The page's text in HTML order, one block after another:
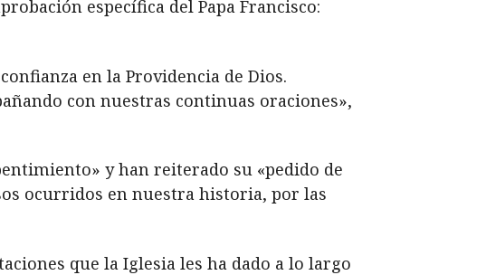
específica del Papa Francisco:
en la Providencia de Dios.
con nuestras continuas oraciones»,
y han reiterado su «pedido de
ocurridos en nuestra historia, por las
que la Iglesia les ha dado a lo largo